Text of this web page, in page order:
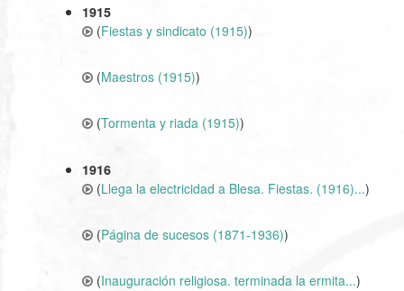
1915
(Fiestas y sindicato (1915))
(Maestros (1915))
(Tormenta y riada (1915))
1916
(Llega la electricidad a Blesa. Fiestas. (1916)...)
(Página de sucesos (1871-1936))
(Inauguración religiosa. terminada la ermita...)